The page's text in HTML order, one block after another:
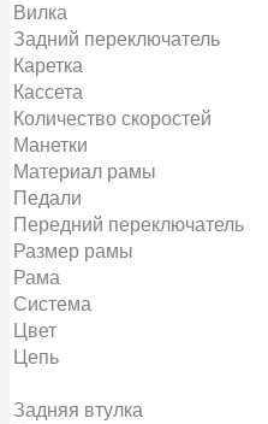
Вилка
Задний переключатель
Каретка
Кассета
Количество скоростей
Манетки
Материал рамы
Педали
Передний переключатель
Размер рамы
Рама
Система
Цвет
Цепь
Задняя втулка